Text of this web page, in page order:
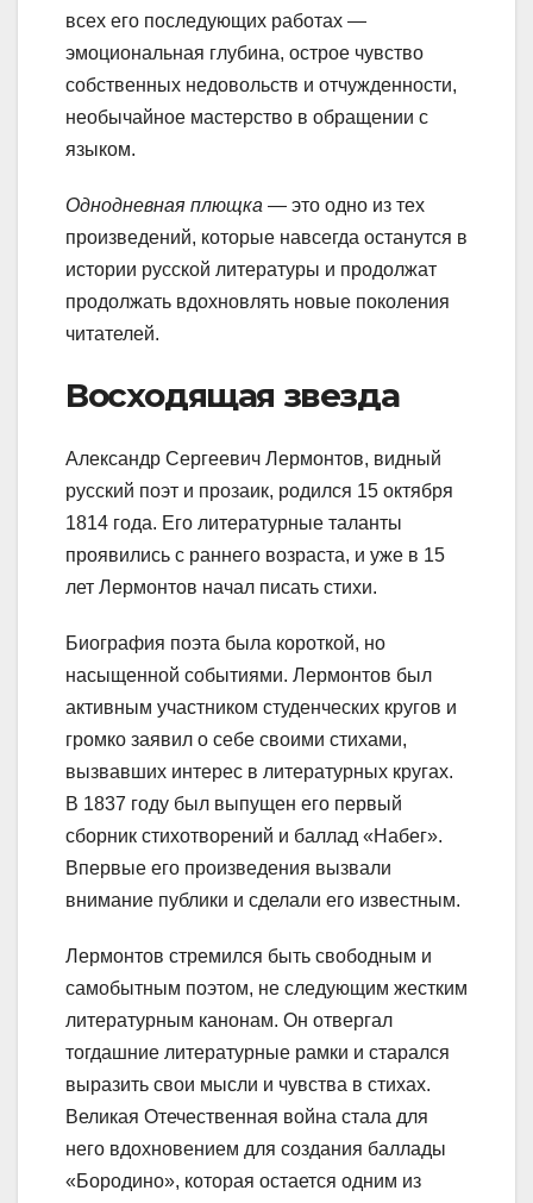
всех его последующих работах —
эмоциональная глубина, острое чувство
собственных недовольств и отчужденности,
необычайное мастерство в обращении с
языком.
Однодневная плющка — это одно из тех
произведений, которые навсегда останутся в
истории русской литературы и продолжат
продолжать вдохновлять новые поколения
читателей.
Восходящая звезда
Александр Сергеевич Лермонтов, видный
русский поэт и прозаик, родился 15 октября
1814 года. Его литературные таланты
проявились с раннего возраста, и уже в 15
лет Лермонтов начал писать стихи.
Биография поэта была короткой, но
насыщенной событиями. Лермонтов был
активным участником студенческих кругов и
громко заявил о себе своими стихами,
вызвавших интерес в литературных кругах.
В 1837 году был выпущен его первый
сборник стихотворений и баллад «Набег».
Впервые его произведения вызвали
внимание публики и сделали его известным.
Лермонтов стремился быть свободным и
самобытным поэтом, не следующим жестким
литературным канонам. Он отвергал
тогдашние литературные рамки и старался
выразить свои мысли и чувства в стихах.
Великая Отечественная война стала для
него вдохновением для создания баллады
«Бородино», которая остается одним из